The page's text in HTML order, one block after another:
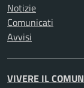
Notizie
Comunicati
Avvisi
VIVERE IL